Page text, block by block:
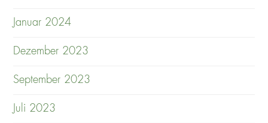
Januar 2024
Dezember 2023
September 2023
Juli 2023